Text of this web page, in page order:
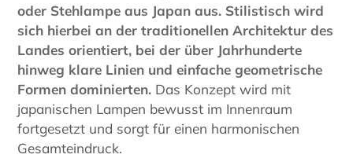
oder Stehlampe aus Japan aus. Stilistisch wird
sich hierbei an der traditionellen Architektur des
Landes orientiert, bei der über Jahrhunderte
hinweg klare Linien und einfache geometrische
Formen dominierten. Das Konzept wird mit
japanischen Lampen bewusst im Innenraum
fortgesetzt und sorgt für einen harmonischen
Gesamteindruck.